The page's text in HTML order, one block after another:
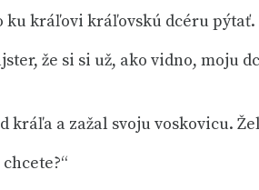
ku kráľovi kráľovskú dcéru
že si si už, ako vidno, moju
kráľa a zažal svoju voskovicu.